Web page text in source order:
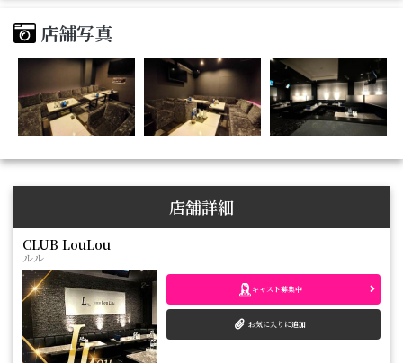
店舗写真
店舗詳細
CLUB LouLou
ルル
キャスト募集中
お気に入りに追加